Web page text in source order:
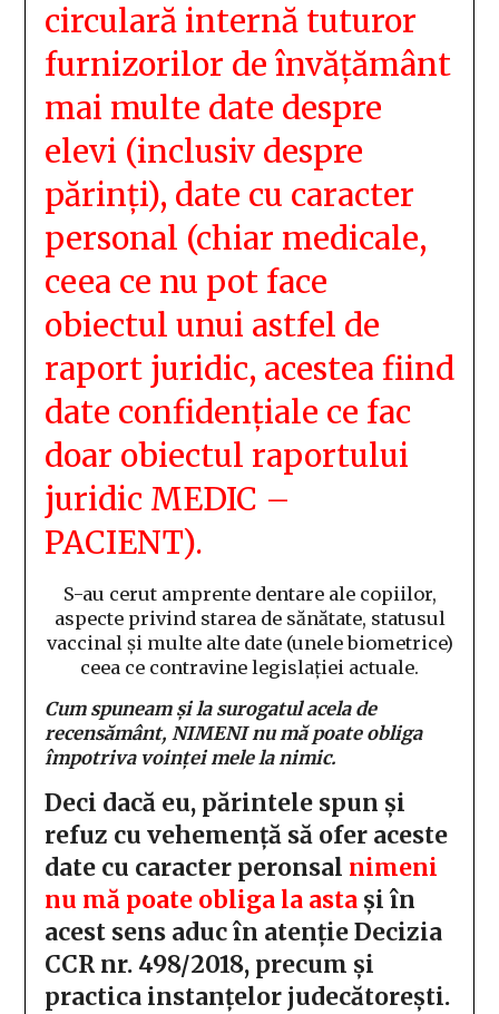
circulară internă tuturor
furnizorilor de învățământ
mai multe date despre
elevi (inclusiv despre
părinți), date cu caracter
personal (chiar medicale,
ceea ce nu pot face
obiectul unui astfel de
raport juridic, acestea fiind
date confidențiale ce fac
doar obiectul raportului
juridic MEDIC –
PACIENT).
S-au cerut amprente dentare ale copiilor,
aspecte privind starea de sănătate, statusul
vaccinal și multe alte date (unele biometrice)
ceea ce contravine legislației actuale.
Cum spuneam și la surogatul acela de
recensământ, NIMENI nu mă poate obliga
împotriva voinței mele la nimic.
Deci dacă eu, părintele spun și
refuz cu vehemență să ofer aceste
date cu caracter peronsal nimeni
nu mă poate obliga la astași în
acest sens aduc în atenție Decizia
CCR nr. 498/2018, precum și
practica instanțelor judecătorești.